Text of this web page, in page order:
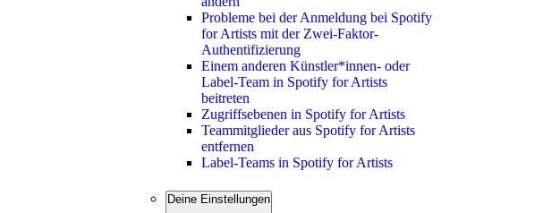
Probleme bei der Anmeldung bei Spotify
for Artists mit der Zwei-Faktor-
Authentifizierung
Einem anderen Künstler*innen- oder
Label-Team in Spotify for Artists
beitreten
Zugriffsebenen in Spotify for Artists
Teammitglieder aus Spotify for Artists
entfernen
Label-Teams in Spotify for Artists
Deine Einstellungen